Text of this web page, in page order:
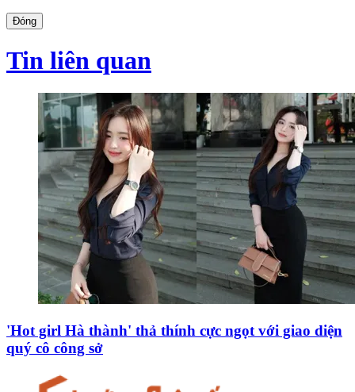
Đóng
Tin liên quan
'Hot girl Hà thành' thả thính cực ngọt với giao diện
quý cô công sở